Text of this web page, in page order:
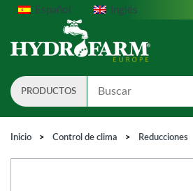
Español Inglés
Search
PRODUCTOS
Inicio > Control de clima > Reducciones